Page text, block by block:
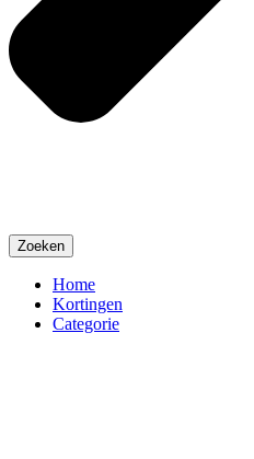
Zoeken
Home
Kortingen
Categorie